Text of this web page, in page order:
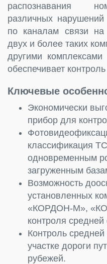
распознавания
различных
по каналам связи
двух и более таких
другими
обеспечивает
Ключевые
Экономически
прибор для
классификация
одновременным
загруженным
Возможность
установленных
«КОРДОН-М»,
контроля средней
Контроль
участке дороги
рубежей.